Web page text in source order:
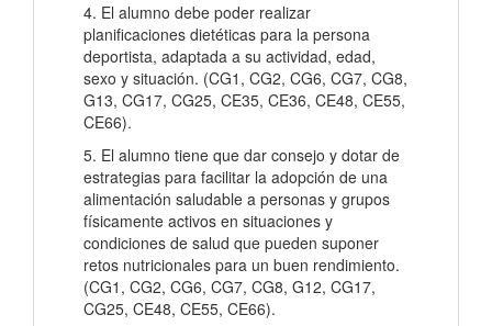
4. El alumno debe poder realizar
planificaciones dietéticas para la persona
deportista, adaptada a su actividad, edad,
sexo y situación. (CG1, CG2, CG6, CG7, CG8,
G13, CG17, CG25, CE35, CE36, CE48, CE55,
CE66).
5. El alumno tiene que dar consejo y dotar de
estrategias para facilitar la adopción de una
alimentación saludable a personas y grupos
físicamente activos en situaciones y
condiciones de salud que pueden suponer
retos nutricionales para un buen rendimiento.
(CG1, CG2, CG6, CG7, CG8, G12, CG17,
CG25, CE48, CE55, CE66).